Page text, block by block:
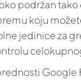
podržan
koju
jedinice za
Google